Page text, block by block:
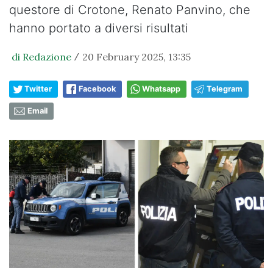
questore di Crotone, Renato Panvino, che
hanno portato a diversi risultati
di Redazione / 20 February 2025, 13:35
Twitter Facebook Whatsapp Telegram
Email